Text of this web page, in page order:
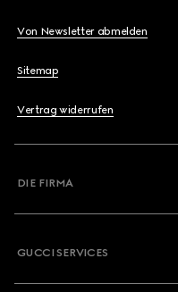
Von Newsletter abmelden
Sitemap
Vertrag widerrufen
DIE FIRMA
GUCCI SERVICES